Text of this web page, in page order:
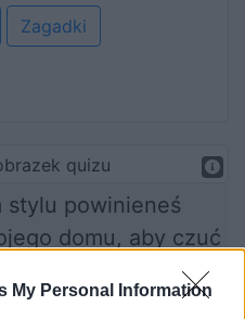
My Personal Information
Zagadki
stylu powinieneś
domu, aby czuć